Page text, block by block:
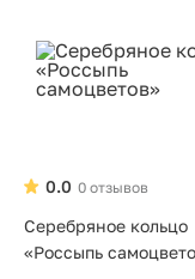
0 отзывов
0.0
Серебряное кольцо
«Россыпь